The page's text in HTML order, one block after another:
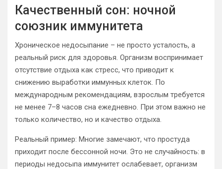
Качественный сон: ночной
союзник иммунитета
Хроническое недосыпание – не просто усталость, а
реальный риск для здоровья. Организм воспринимает
отсутствие отдыха как стресс, что приводит к
снижению выработки иммунных клеток. По
международным рекомендациям, взрослым требуется
не менее 7–8 часов сна ежедневно. При этом важно не
только количество, но и качество отдыха.
Реальный пример: Многие замечают, что простуда
приходит после бессонной ночи. Это не случайность: в
периоды недосыпа иммунитет ослабевает, организм